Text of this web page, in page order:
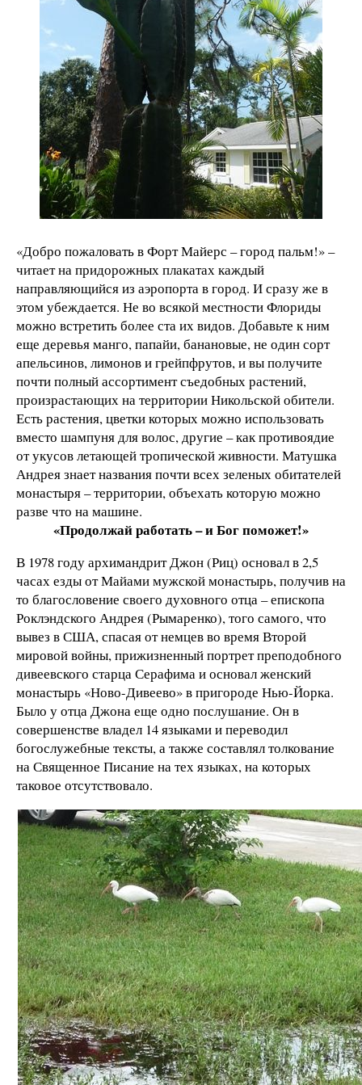
«Добро пожаловать в Форт Майерс – город пальм!» –
читает на придорожных плакатах каждый
направляющийся из аэропорта в город. И сразу же в
этом убеждается. Не во всякой местности Флориды
можно встретить более ста их видов. Добавьте к ним
еще деревья манго, папайи, банановые, не один сорт
апельсинов, лимонов и грейпфрутов, и вы получите
почти полный ассортимент съедобных растений,
произрастающих на территории Никольской обители.
Есть растения, цветки которых можно использовать
вместо шампуня для волос, другие – как противоядие
от укусов летающей тропической живности. Матушка
Андрея знает названия почти всех зеленых обитателей
монастыря – территории, объехать которую можно
разве что на машине.
«Продолжай работать – и Бог поможет!»
В 1978 году архимандрит Джон (Риц) основал в 2,5
часах езды от Майами мужской монастырь, получив на
то благословение своего духовного отца – епископа
Роклэндского Андрея (Рымаренко), того самого, что
вывез в США, спасая от немцев во время Второй
мировой войны, прижизненный портрет преподобного
дивеевского старца Серафима и основал женский
монастырь «Ново-Дивеево» в пригороде Нью-Йорка.
Было у отца Джона еще одно послушание. Он в
совершенстве владел 14 языками и переводил
богослужебные тексты, а также составлял толкование
на Священное Писание на тех языках, на которых
таковое отсутствовало.